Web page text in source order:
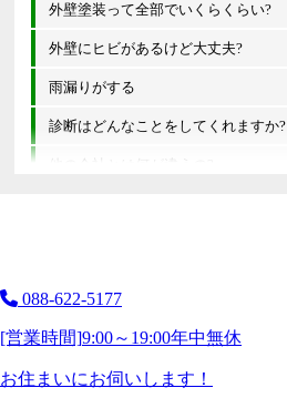
外壁塗装って全部でいくらくらい?
外壁にヒビがあるけど大丈夫?
雨漏りがする
診断はどんなことをしてくれますか?
他の会社とは何が違うの?
088-622-5177
[営業時間]9:00～19:00年中無休
お住まいにお伺いします！